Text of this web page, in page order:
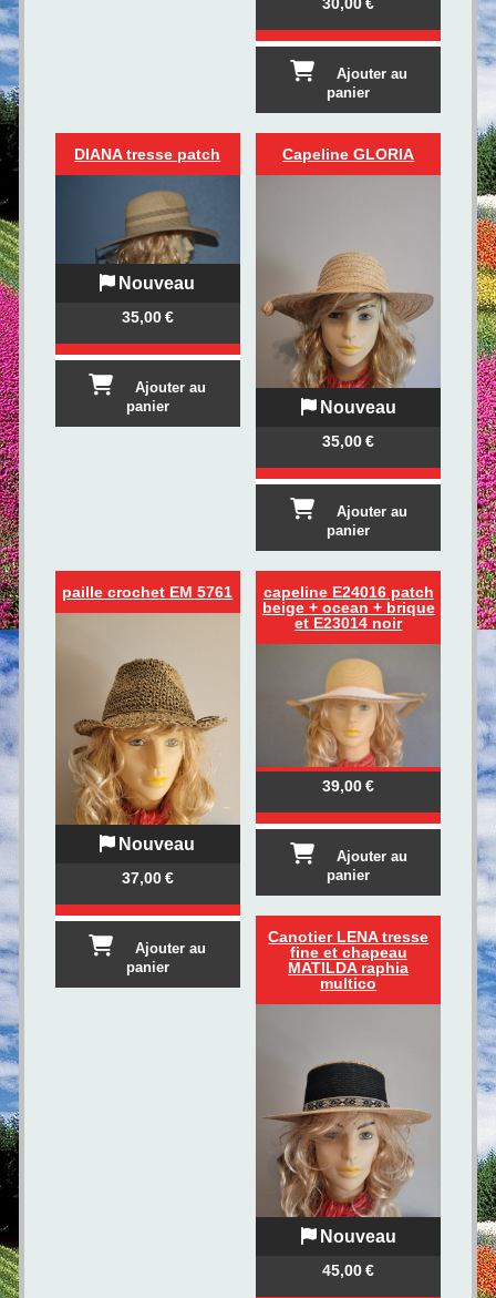
Ajouter au
panier
DIANA tresse patch
Nouveau
35,00€
Ajouter au
panier
Capeline GLORIA
Nouveau
35,00€
Ajouter au
panier
paille crochet EM 5761
Nouveau
37,00€
Ajouter au
panier
capeline E24016 patch
beige + ocean + brique
et E23014 noir
39,00€
Ajouter au
panier
Canotier LENA tresse
fine et chapeau
MATILDA raphia
multico
Nouveau
45,00€